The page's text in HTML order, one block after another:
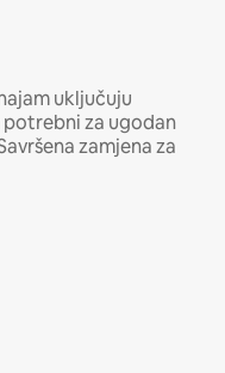
uključuju
potrebni za ugodan
zamjena za